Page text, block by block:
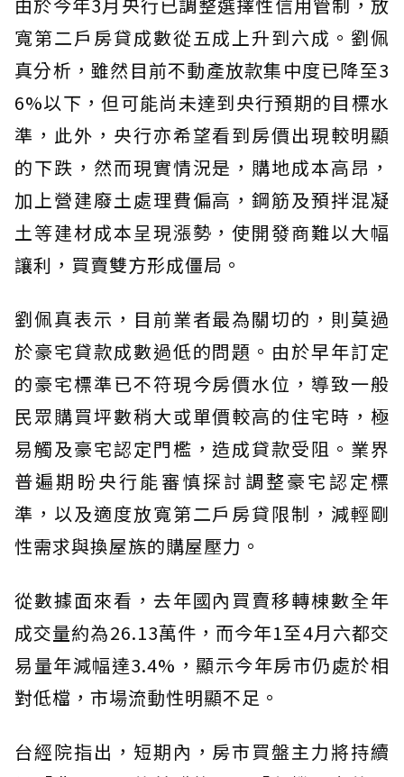
由於今年3月央行已調整選擇性信用管制，放
寬第二戶房貸成數從五成上升到六成。劉佩
真分析，雖然目前不動產放款集中度已降至3
6%以下，但可能尚未達到央行預期的目標水
準，此外，央行亦希望看到房價出現較明顯
的下跌，然而現實情況是，購地成本高昂，
加上營建廢土處理費偏高，鋼筋及預拌混凝
土等建材成本呈現漲勢，使開發商難以大幅
讓利，買賣雙方形成僵局。
劉佩真表示，目前業者最為關切的，則莫過
於豪宅貸款成數過低的問題。由於早年訂定
的豪宅標準已不符現今房價水位，導致一般
民眾購買坪數稍大或單價較高的住宅時，極
易觸及豪宅認定門檻，造成貸款受阻。業界
普遍期盼央行能審慎探討調整豪宅認定標
準，以及適度放寬第二戶房貸限制，減輕剛
性需求與換屋族的購屋壓力。
從數據面來看，去年國內買賣移轉棟數全年
成交量約為26.13萬件，而今年1至4月六都交
易量年減幅達3.4%，顯示今年房市仍處於相
對低檔，市場流動性明顯不足。
台經院指出，短期內，房市買盤主力將持續